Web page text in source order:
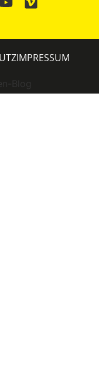
Blog
IMPRESSUM